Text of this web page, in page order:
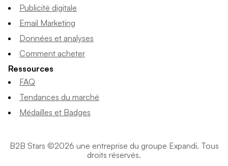
Publicité digitale
Email Marketing
Données et analyses
Comment acheter
Ressources
FAQ
Tendances du marché
Médailles et Badges
B2B Stars ©2026 une entreprise du groupe Expandi. Tous
droits réservés.